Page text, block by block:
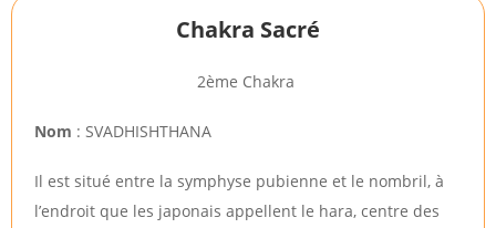
Chakra Sacré
2ème Chakra
Nom : SVADHISHTHANA
Il est situé entre la symphyse pubienne et le nombril, à
l’endroit que les japonais appellent le hara, centre des